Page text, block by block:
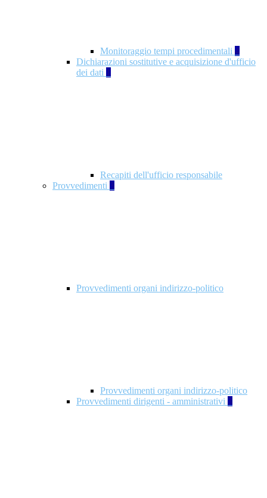
Monitoraggio tempi procedimentali 4
Dichiarazioni sostitutive e acquisizione d'ufficio
dei dati 1
Recapiti dell'ufficio responsabile
Provvedimenti 3
Provvedimenti organi indirizzo-politico
Provvedimenti organi indirizzo-politico
Provvedimenti dirigenti - amministrativi 3